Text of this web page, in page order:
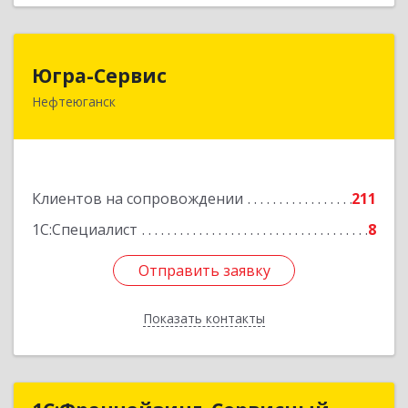
Югра-Сервис
Нефтеюганск
Клиентов на сопровождении
211
1С:Специалист
8
Отправить заявку
Показать контакты
628303, Ханты-Мансийский Автономный округ
Подробнее
Отправить заявку
Назад